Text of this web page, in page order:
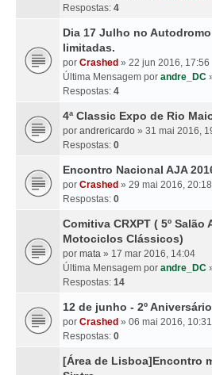
Respostas: 4
Dia 17 Julho no
limitadas.
por Crashed » 22 jun 2016, 17:56
Última Mensagem por andre_DC
Respostas: 4
4ª Classic Expo de Rio
por andrericardo » 31 mai 2016,
Respostas: 0
Encontro Nacional AJA
por Crashed » 29 mai 2016, 20:18
Respostas: 0
Comitiva CRXPT ( 5º Salão
Motociclos Clássicos)
por mata » 17 mar 2016, 14:04
Última Mensagem por andre_DC
Respostas: 14
12 de junho - 2º
por Crashed » 06 mai 2016, 10:31
Respostas: 0
[Área de Lisboa]Encontro